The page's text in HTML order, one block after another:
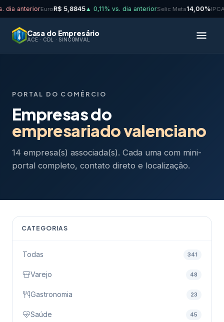
anteriorEuroR$ 5,8845▲ 0,11% vs. dia anteriorSelic Meta14,00%IPCA
Casa do Empresário
ACE · CDL · SINCOMVAL
PORTAL DO COMÉRCIO
Empresas do
empresariado valenciano
14 empresa(s) associada(s). Cada uma com mini-
portal completo, contato direto e localização.
CATEGORIAS
Todas 341
Varejo 48
Gastronomia 23
Saúde 45